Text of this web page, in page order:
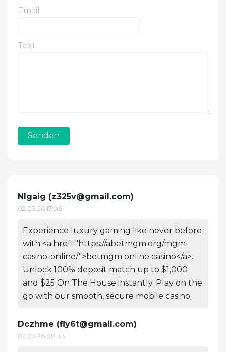
Email
Text
Senden
Nlgaig (z325v@gmail.com)
02.03.26 17:06
Experience luxury gaming like never before
with <a href="https://abetmgm.org/mgm-
casino-online/">betmgm online casino</a>.
Unlock 100% deposit match up to $1,000
and $25 On The House instantly. Play on the
go with our smooth, secure mobile casino.
Dczhme (fly6t@gmail.com)
02.03.26 08:33